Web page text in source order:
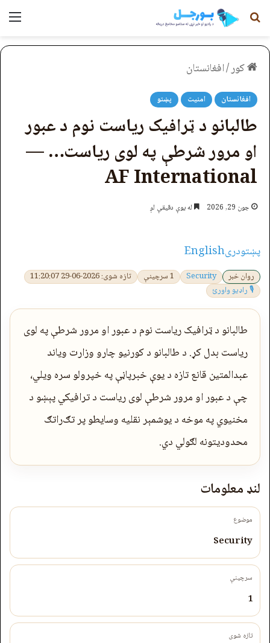
لټون
کور/افغانستان
افغانستان امنیت پښتو
طالبانو د ټرافیک ریاست نوم د عبور
او مرور شرطې په لوی ریاست… —
AF International
جون 29, 2026 له یوې دقیقې لږ
پښتودریEnglish
روان خبر Security 1 سرچینې
تازه شوی: 2026-06-29 11:20:07
🎙 راډیو واورئ
طالبانو د ټرافیک ریاست نوم د عبور او مرور شرطې په لوی
ریاست بدل کړ. د طالبانو د کورنیو چارو وزارت ویاند
عبدالمتین قانع تازه د یوې خبرپاڼې په خپرولو سره ویلي،
چې د عبور او مرور شرطې لوی ریاست د ترافیکي پېښو د
مخنیوي په موخه د یوشمېر نقلیه وسایطو پر تګ‌راتګ
محدودیتونه لګولي دي.
لنډ معلومات
موضوع
Security
سرچینې
1
تازه شوی